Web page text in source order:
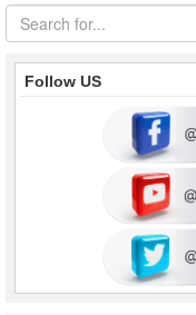
Follow US